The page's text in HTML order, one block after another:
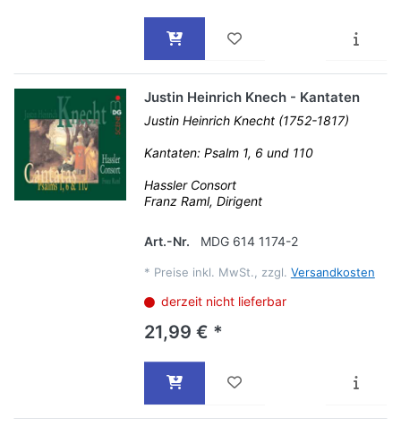
Justin Heinrich Knech - Kantaten
Justin Heinrich Knecht (1752-1817)
Kantaten: Psalm 1, 6 und 110
Hassler Consort
Franz Raml, Dirigent
Art.-Nr. MDG 614 1174-2
* Preise inkl. MwSt., zzgl. Versandkosten
derzeit nicht lieferbar
21,99 € *